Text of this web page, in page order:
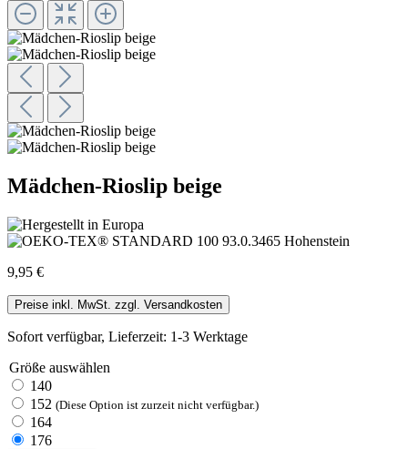
Mädchen-Rioslip beige
9,95 €
Preise inkl. MwSt. zzgl. Versandkosten
Sofort verfügbar, Lieferzeit: 1-3 Werktage
Größe auswählen
140
152 (Diese Option ist zurzeit nicht verfügbar.)
164
176